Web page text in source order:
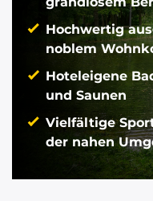
Hochwertig
noblem
Hoteleigene
und Saunen
Vielfältige
der nahen